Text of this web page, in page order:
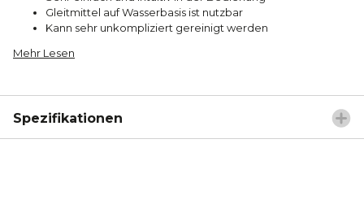
Gleitmittel auf Wasserbasis ist nutzbar
Kann sehr unkompliziert gereinigt werden
Mehr Lesen
Spezifikationen